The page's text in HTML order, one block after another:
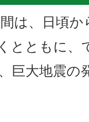
は、日頃
とともに、
巨大地震の